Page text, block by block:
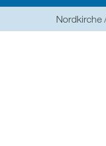
befinden
Nordkirche